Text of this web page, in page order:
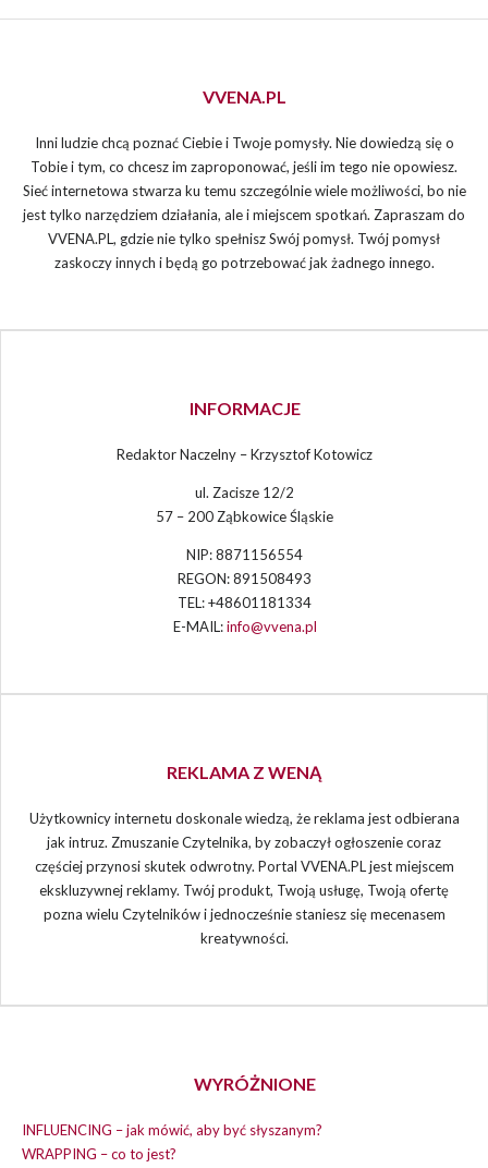
VVENA.PL
Inni ludzie chcą poznać Ciebie i Twoje pomysły. Nie dowiedzą się o
Tobie i tym, co chcesz im zaproponować, jeśli im tego nie opowiesz.
Sieć internetowa stwarza ku temu szczególnie wiele możliwości, bo nie
jest tylko narzędziem działania, ale i miejscem spotkań. Zapraszam do
VVENA.PL, gdzie nie tylko spełnisz Swój pomysł. Twój pomysł
zaskoczy innych i będą go potrzebować jak żadnego innego.
INFORMACJE
Redaktor Naczelny – Krzysztof Kotowicz
ul. Zacisze 12/2
57 – 200 Ząbkowice Śląskie
NIP: 8871156554
REGON: 891508493
TEL: +48601181334
E-MAIL:info@vvena.pl
REKLAMA Z WENĄ
Użytkownicy internetu doskonale wiedzą, że reklama jest odbierana
jak intruz. Zmuszanie Czytelnika, by zobaczył ogłoszenie coraz
częściej przynosi skutek odwrotny. Portal VVENA.PL jest miejscem
ekskluzywnej reklamy. Twój produkt, Twoją usługę, Twoją ofertę
pozna wielu Czytelników i jednocześnie staniesz się mecenasem
kreatywności.
WYRÓŻNIONE
INFLUENCING – jak mówić, aby być słyszanym?
WRAPPING – co to jest?